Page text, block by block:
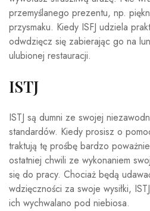
przemyślanego prezentu, np.
przysmaku. Kiedy ISFJ udziela
odwdzięcz się zabierając go na
ulubionej restauracji.
ISTJ
ISTJ są dumni ze swojej
standardów. Kiedy prosisz o
traktują tę prośbę bardzo
ostatniej chwili ze wykonaniem
się do pracy. Chociaż będą
wdzięczności za swoje wysiłki,
ich wychwalano pod niebiosa.